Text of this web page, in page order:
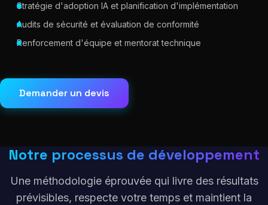
Stratégie d'adoption IA et planification d'implémentation
Audits de sécurité et évaluation de conformité
Renforcement d'équipe et mentorat technique
Demander un devis
Notre processus de développement
Une méthodologie éprouvée qui livre des résultats
prévisibles, respecte votre temps et maintient la